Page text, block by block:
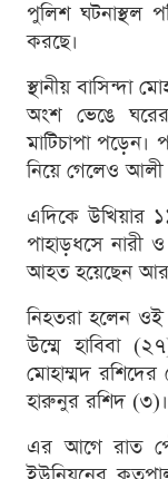
পুলিশ ঘটনাস্থল
করছে।
স্থানীয় বাসিন্দা
অংশ ভেঙে
মাটিচাপা পড়েন।
নিয়ে গেলেও
এদিকে উখিয়ার
পাহাড়ধসে নারী
আহত হয়েছেন
নিহতরা হলেন ওই
উম্মে হাবিবা
মোহাম্মদ
হারুনুর রশিদ (৩)।
এর আগে রাত